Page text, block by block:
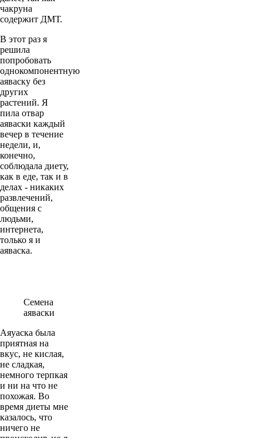
чакруна
содержит ДМТ.
В этот раз я
решила
попробовать
однокомпонентную
аяваску без
других
растений. Я
пила отвар
аяваски каждый
вечер в течение
недели, и,
конечно,
соблюдала диету,
как в еде, так и в
делах - никаких
развлечений,
общения с
людьми,
интернета,
только я и
аяваска.
Семена
аяваски
Аяуаска была
приятная на
вкус, не кислая,
не сладкая,
немного терпкая
и ни на что не
похожая. Во
время диеты мне
казалось, что
ничего не